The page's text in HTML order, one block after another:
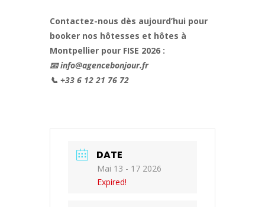
Contactez-nous dès aujourd’hui pour
booker nos hôtesses et hôtes à
Montpellier pour FISE 2026 :
📧 info@agencebonjour.fr
📞 +33 6 12 21 76 72
DATE
Mai 13 - 17 2026
Expired!